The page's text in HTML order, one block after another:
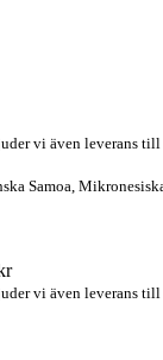
vi även leverans
Samoa,
vi även leverans